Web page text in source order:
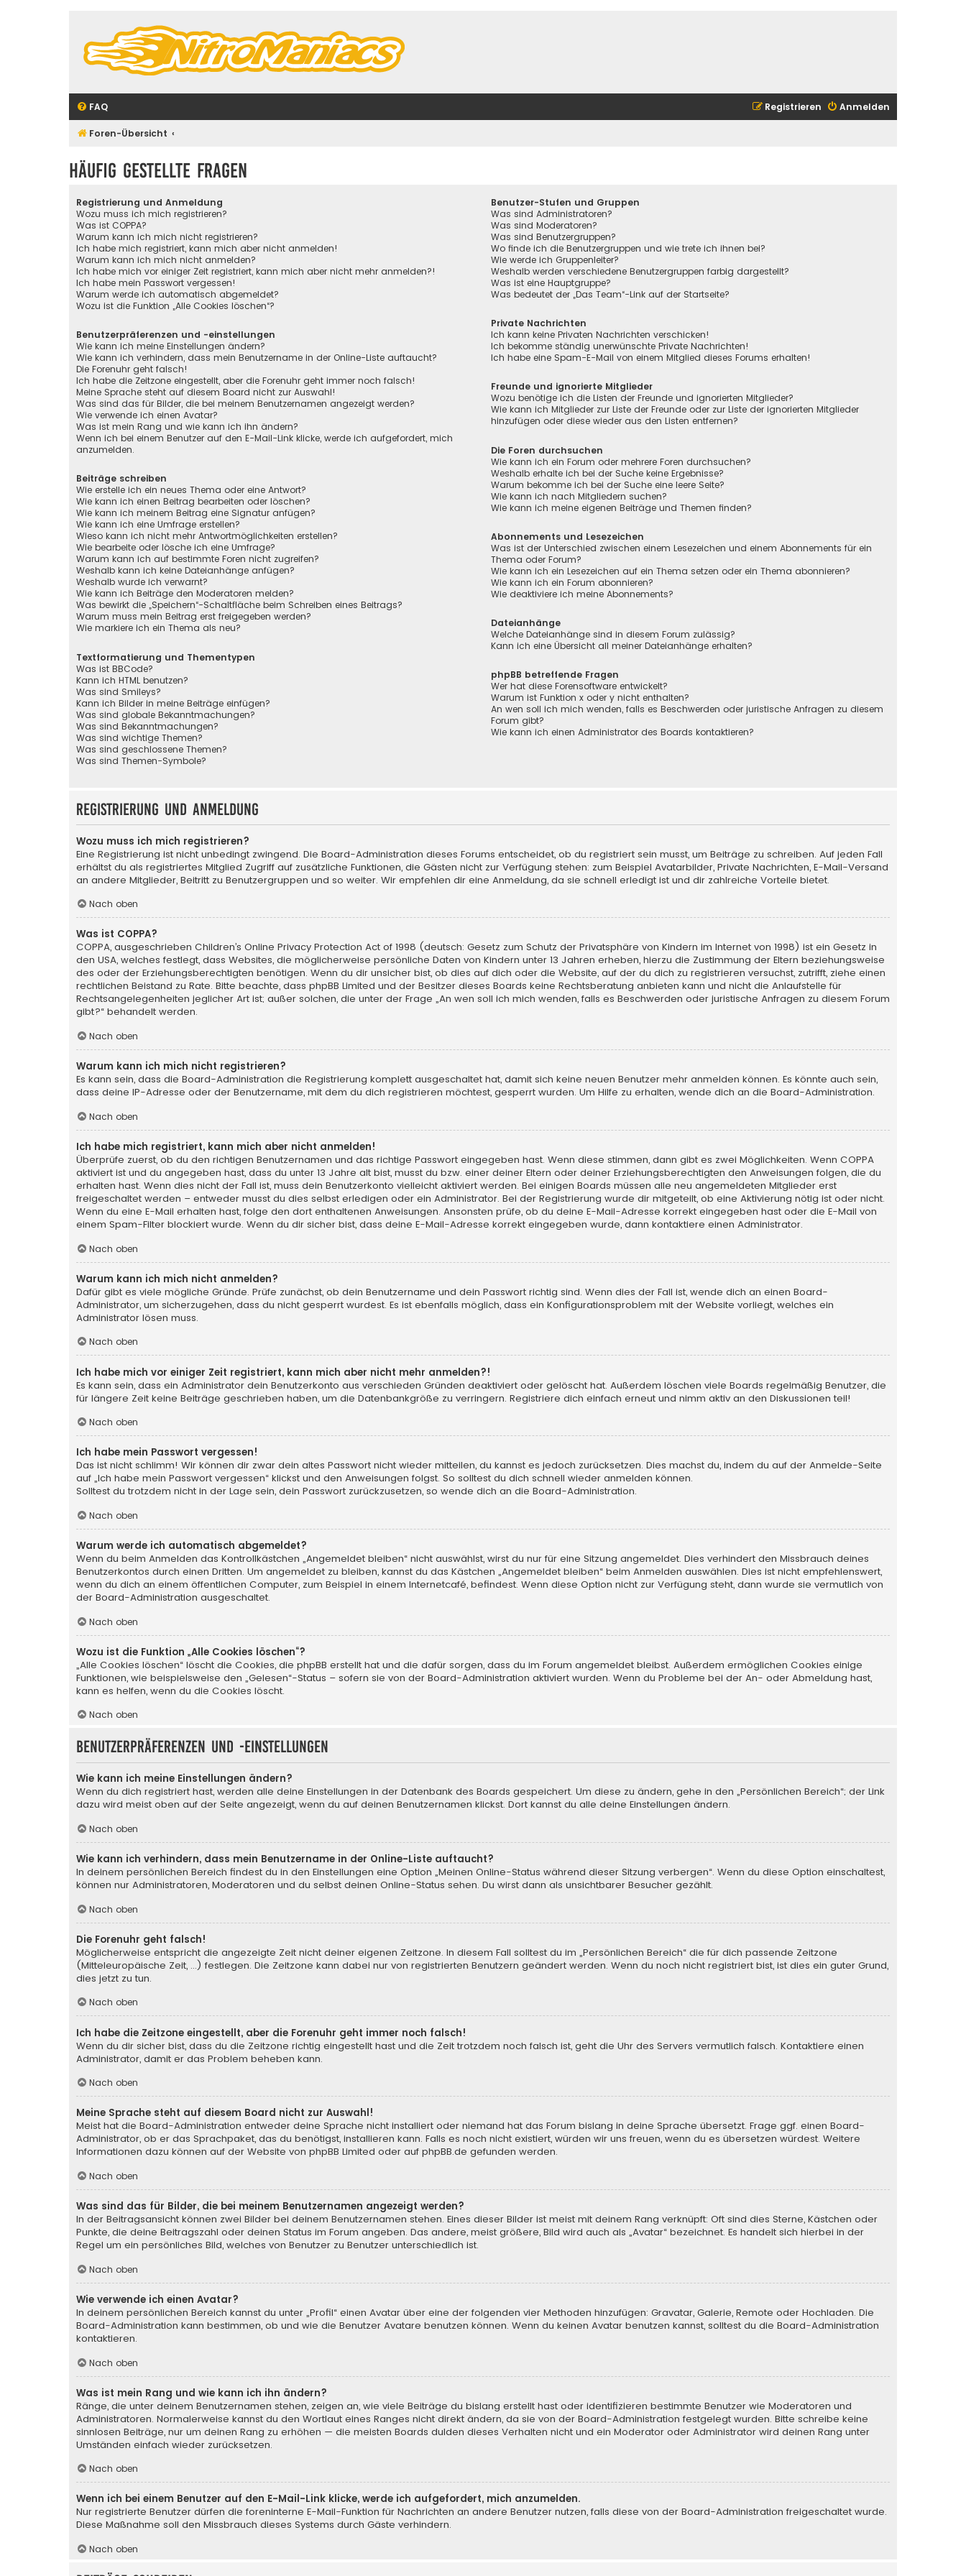
FAQ Anmelden
Registrieren
Foren-Übersicht
Häufig gestellte Fragen
Registrierung und Anmeldung
Wozu muss ich mich registrieren?
Was ist COPPA?
Warum kann ich mich nicht registrieren?
Ich habe mich registriert, kann mich aber nicht anmelden!
Warum kann ich mich nicht anmelden?
Ich habe mich vor einiger Zeit registriert, kann mich aber nicht mehr anmelden?!
Ich habe mein Passwort vergessen!
Warum werde ich automatisch abgemeldet?
Wozu ist die Funktion „Alle Cookies löschen“?
Benutzerpräferenzen und -einstellungen
Wie kann ich meine Einstellungen ändern?
Wie kann ich verhindern, dass mein Benutzername in der Online-Liste auftaucht?
Die Forenuhr geht falsch!
Ich habe die Zeitzone eingestellt, aber die Forenuhr geht immer noch falsch!
Meine Sprache steht auf diesem Board nicht zur Auswahl!
Was sind das für Bilder, die bei meinem Benutzernamen angezeigt werden?
Wie verwende ich einen Avatar?
Was ist mein Rang und wie kann ich ihn ändern?
Wenn ich bei einem Benutzer auf den E-Mail-Link klicke, werde ich aufgefordert, mich
anzumelden.
Beiträge schreiben
Wie erstelle ich ein neues Thema oder eine Antwort?
Wie kann ich einen Beitrag bearbeiten oder löschen?
Wie kann ich meinem Beitrag eine Signatur anfügen?
Wie kann ich eine Umfrage erstellen?
Wieso kann ich nicht mehr Antwortmöglichkeiten erstellen?
Wie bearbeite oder lösche ich eine Umfrage?
Warum kann ich auf bestimmte Foren nicht zugreifen?
Weshalb kann ich keine Dateianhänge anfügen?
Weshalb wurde ich verwarnt?
Wie kann ich Beiträge den Moderatoren melden?
Was bewirkt die „Speichern“-Schaltfläche beim Schreiben eines Beitrags?
Warum muss mein Beitrag erst freigegeben werden?
Wie markiere ich ein Thema als neu?
Textformatierung und Thementypen
Was ist BBCode?
Kann ich HTML benutzen?
Was sind Smileys?
Kann ich Bilder in meine Beiträge einfügen?
Was sind globale Bekanntmachungen?
Was sind Bekanntmachungen?
Was sind wichtige Themen?
Was sind geschlossene Themen?
Was sind Themen-Symbole?
Benutzer-Stufen und Gruppen
Was sind Administratoren?
Was sind Moderatoren?
Was sind Benutzergruppen?
Wo finde ich die Benutzergruppen und wie trete ich ihnen bei?
Wie werde ich Gruppenleiter?
Weshalb werden verschiedene Benutzergruppen farbig dargestellt?
Was ist eine Hauptgruppe?
Was bedeutet der „Das Team“-Link auf der Startseite?
Private Nachrichten
Ich kann keine Privaten Nachrichten verschicken!
Ich bekomme ständig unerwünschte Private Nachrichten!
Ich habe eine Spam-E-Mail von einem Mitglied dieses Forums erhalten!
Freunde und ignorierte Mitglieder
Wozu benötige ich die Listen der Freunde und ignorierten Mitglieder?
Wie kann ich Mitglieder zur Liste der Freunde oder zur Liste der ignorierten Mitglieder
hinzufügen oder diese wieder aus den Listen entfernen?
Die Foren durchsuchen
Wie kann ich ein Forum oder mehrere Foren durchsuchen?
Weshalb erhalte ich bei der Suche keine Ergebnisse?
Warum bekomme ich bei der Suche eine leere Seite?
Wie kann ich nach Mitgliedern suchen?
Wie kann ich meine eigenen Beiträge und Themen finden?
Abonnements und Lesezeichen
Was ist der Unterschied zwischen einem Lesezeichen und einem Abonnements für ein
Thema oder Forum?
Wie kann ich ein Lesezeichen auf ein Thema setzen oder ein Thema abonnieren?
Wie kann ich ein Forum abonnieren?
Wie deaktiviere ich meine Abonnements?
Dateianhänge
Welche Dateianhänge sind in diesem Forum zulässig?
Kann ich eine Übersicht all meiner Dateianhänge erhalten?
phpBB betreffende Fragen
Wer hat diese Forensoftware entwickelt?
Warum ist Funktion x oder y nicht enthalten?
An wen soll ich mich wenden, falls es Beschwerden oder juristische Anfragen zu diesem
Forum gibt?
Wie kann ich einen Administrator des Boards kontaktieren?
Registrierung und Anmeldung
Wozu muss ich mich registrieren?
Eine Registrierung ist nicht unbedingt zwingend. Die Board-Administration dieses Forums entscheidet, ob du registriert sein musst, um Beiträge zu schreiben. Auf jeden Fall
erhältst du als registriertes Mitglied Zugriff auf zusätzliche Funktionen, die Gästen nicht zur Verfügung stehen: zum Beispiel Avatarbilder, Private Nachrichten, E-Mail-Versand
an andere Mitglieder, Beitritt zu Benutzergruppen und so weiter. Wir empfehlen dir eine Anmeldung, da sie schnell erledigt ist und dir zahlreiche Vorteile bietet.
Nach oben
Was ist COPPA?
COPPA, ausgeschrieben Children’s Online Privacy Protection Act of 1998 (deutsch: Gesetz zum Schutz der Privatsphäre von Kindern im Internet von 1998) ist ein Gesetz in
den USA, welches festlegt, dass Websites, die möglicherweise persönliche Daten von Kindern unter 13 Jahren erheben, hierzu die Zustimmung der Eltern beziehungsweise
des oder der Erziehungsberechtigten benötigen. Wenn du dir unsicher bist, ob dies auf dich oder die Website, auf der du dich zu registrieren versuchst, zutrifft, ziehe einen
rechtlichen Beistand zu Rate. Bitte beachte, dass phpBB Limited und der Besitzer dieses Boards keine Rechtsberatung anbieten kann und nicht die Anlaufstelle für
Rechtsangelegenheiten jeglicher Art ist; außer solchen, die unter der Frage „An wen soll ich mich wenden, falls es Beschwerden oder juristische Anfragen zu diesem Forum
gibt?“ behandelt werden.
Nach oben
Warum kann ich mich nicht registrieren?
Es kann sein, dass die Board-Administration die Registrierung komplett ausgeschaltet hat, damit sich keine neuen Benutzer mehr anmelden können. Es könnte auch sein,
dass deine IP-Adresse oder der Benutzername, mit dem du dich registrieren möchtest, gesperrt wurden. Um Hilfe zu erhalten, wende dich an die Board-Administration.
Nach oben
Ich habe mich registriert, kann mich aber nicht anmelden!
Überprüfe zuerst, ob du den richtigen Benutzernamen und das richtige Passwort eingegeben hast. Wenn diese stimmen, dann gibt es zwei Möglichkeiten. Wenn COPPA
aktiviert ist und du angegeben hast, dass du unter 13 Jahre alt bist, musst du bzw. einer deiner Eltern oder deiner Erziehungsberechtigten den Anweisungen folgen, die du
erhalten hast. Wenn dies nicht der Fall ist, muss dein Benutzerkonto vielleicht aktiviert werden. Bei einigen Boards müssen alle neu angemeldeten Mitglieder erst
freigeschaltet werden – entweder musst du dies selbst erledigen oder ein Administrator. Bei der Registrierung wurde dir mitgeteilt, ob eine Aktivierung nötig ist oder nicht.
Wenn du eine E-Mail erhalten hast, folge den dort enthaltenen Anweisungen. Ansonsten prüfe, ob du deine E-Mail-Adresse korrekt eingegeben hast oder die E-Mail von
einem Spam-Filter blockiert wurde. Wenn du dir sicher bist, dass deine E-Mail-Adresse korrekt eingegeben wurde, dann kontaktiere einen Administrator.
Nach oben
Warum kann ich mich nicht anmelden?
Dafür gibt es viele mögliche Gründe. Prüfe zunächst, ob dein Benutzername und dein Passwort richtig sind. Wenn dies der Fall ist, wende dich an einen Board-
Administrator, um sicherzugehen, dass du nicht gesperrt wurdest. Es ist ebenfalls möglich, dass ein Konfigurationsproblem mit der Website vorliegt, welches ein
Administrator lösen muss.
Nach oben
Ich habe mich vor einiger Zeit registriert, kann mich aber nicht mehr anmelden?!
Es kann sein, dass ein Administrator dein Benutzerkonto aus verschieden Gründen deaktiviert oder gelöscht hat. Außerdem löschen viele Boards regelmäßig Benutzer, die
für längere Zeit keine Beiträge geschrieben haben, um die Datenbankgröße zu verringern. Registriere dich einfach erneut und nimm aktiv an den Diskussionen teil!
Nach oben
Ich habe mein Passwort vergessen!
Das ist nicht schlimm! Wir können dir zwar dein altes Passwort nicht wieder mitteilen, du kannst es jedoch zurücksetzen. Dies machst du, indem du auf der Anmelde-Seite
auf „Ich habe mein Passwort vergessen“ klickst und den Anweisungen folgst. So solltest du dich schnell wieder anmelden können.
Solltest du trotzdem nicht in der Lage sein, dein Passwort zurückzusetzen, so wende dich an die Board-Administration.
Nach oben
Warum werde ich automatisch abgemeldet?
Wenn du beim Anmelden das Kontrollkästchen „Angemeldet bleiben“ nicht auswählst, wirst du nur für eine Sitzung angemeldet. Dies verhindert den Missbrauch deines
Benutzerkontos durch einen Dritten. Um angemeldet zu bleiben, kannst du das Kästchen „Angemeldet bleiben“ beim Anmelden auswählen. Dies ist nicht empfehlenswert,
wenn du dich an einem öffentlichen Computer, zum Beispiel in einem Internetcafé, befindest. Wenn diese Option nicht zur Verfügung steht, dann wurde sie vermutlich von
der Board-Administration ausgeschaltet.
Nach oben
Wozu ist die Funktion „Alle Cookies löschen“?
„Alle Cookies löschen“ löscht die Cookies, die phpBB erstellt hat und die dafür sorgen, dass du im Forum angemeldet bleibst. Außerdem ermöglichen Cookies einige
Funktionen, wie beispielsweise den „Gelesen“-Status – sofern sie von der Board-Administration aktiviert wurden. Wenn du Probleme bei der An- oder Abmeldung hast,
kann es helfen, wenn du die Cookies löscht.
Nach oben
Benutzerpräferenzen und -einstellungen
Wie kann ich meine Einstellungen ändern?
Wenn du dich registriert hast, werden alle deine Einstellungen in der Datenbank des Boards gespeichert. Um diese zu ändern, gehe in den „Persönlichen Bereich“; der Link
dazu wird meist oben auf der Seite angezeigt, wenn du auf deinen Benutzernamen klickst. Dort kannst du alle deine Einstellungen ändern.
Nach oben
Wie kann ich verhindern, dass mein Benutzername in der Online-Liste auftaucht?
In deinem persönlichen Bereich findest du in den Einstellungen eine Option „Meinen Online-Status während dieser Sitzung verbergen“. Wenn du diese Option einschaltest,
können nur Administratoren, Moderatoren und du selbst deinen Online-Status sehen. Du wirst dann als unsichtbarer Besucher gezählt.
Nach oben
Die Forenuhr geht falsch!
Möglicherweise entspricht die angezeigte Zeit nicht deiner eigenen Zeitzone. In diesem Fall solltest du im „Persönlichen Bereich“ die für dich passende Zeitzone
(Mitteleuropäische Zeit, ...) festlegen. Die Zeitzone kann dabei nur von registrierten Benutzern geändert werden. Wenn du noch nicht registriert bist, ist dies ein guter Grund,
dies jetzt zu tun.
Nach oben
Ich habe die Zeitzone eingestellt, aber die Forenuhr geht immer noch falsch!
Wenn du dir sicher bist, dass du die Zeitzone richtig eingestellt hast und die Zeit trotzdem noch falsch ist, geht die Uhr des Servers vermutlich falsch. Kontaktiere einen
Administrator, damit er das Problem beheben kann.
Nach oben
Meine Sprache steht auf diesem Board nicht zur Auswahl!
Meist hat die Board-Administration entweder deine Sprache nicht installiert oder niemand hat das Forum bislang in deine Sprache übersetzt. Frage ggf. einen Board-
Administrator, ob er das Sprachpaket, das du benötigst, installieren kann. Falls es noch nicht existiert, würden wir uns freuen, wenn du es übersetzen würdest. Weitere
Informationen dazu können auf der Website von phpBB Limited oder auf phpBB.de gefunden werden.
Nach oben
Was sind das für Bilder, die bei meinem Benutzernamen angezeigt werden?
In der Beitragsansicht können zwei Bilder bei deinem Benutzernamen stehen. Eines dieser Bilder ist meist mit deinem Rang verknüpft: Oft sind dies Sterne, Kästchen oder
Punkte, die deine Beitragszahl oder deinen Status im Forum angeben. Das andere, meist größere, Bild wird auch als „Avatar“ bezeichnet. Es handelt sich hierbei in der
Regel um ein persönliches Bild, welches von Benutzer zu Benutzer unterschiedlich ist.
Nach oben
Wie verwende ich einen Avatar?
In deinem persönlichen Bereich kannst du unter „Profil“ einen Avatar über eine der folgenden vier Methoden hinzufügen: Gravatar, Galerie, Remote oder Hochladen. Die
Board-Administration kann bestimmen, ob und wie die Benutzer Avatare benutzen können. Wenn du keinen Avatar benutzen kannst, solltest du die Board-Administration
kontaktieren.
Nach oben
Was ist mein Rang und wie kann ich ihn ändern?
Ränge, die unter deinem Benutzernamen stehen, zeigen an, wie viele Beiträge du bislang erstellt hast oder identifizieren bestimmte Benutzer wie Moderatoren und
Administratoren. Normalerweise kannst du den Wortlaut eines Ranges nicht direkt ändern, da sie von der Board-Administration festgelegt wurden. Bitte schreibe keine
sinnlosen Beiträge, nur um deinen Rang zu erhöhen — die meisten Boards dulden dieses Verhalten nicht und ein Moderator oder Administrator wird deinen Rang unter
Umständen einfach wieder zurücksetzen.
Nach oben
Wenn ich bei einem Benutzer auf den E-Mail-Link klicke, werde ich aufgefordert, mich anzumelden.
Nur registrierte Benutzer dürfen die foreninterne E-Mail-Funktion für Nachrichten an andere Benutzer nutzen, falls diese von der Board-Administration freigeschaltet wurde.
Diese Maßnahme soll den Missbrauch dieses Systems durch Gäste verhindern.
Nach oben